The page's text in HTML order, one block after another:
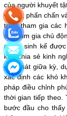
của người khuyết
vui vẻ, phấn chấn
trình tham gia các
sự tham gia chủ
nhóm sinh kế
kết, chia sẻ kinh
giám sát giữa kỳ,
xác định các khó
pháp điều chỉnh
thời gian tiếp theo.
bước đầu cho